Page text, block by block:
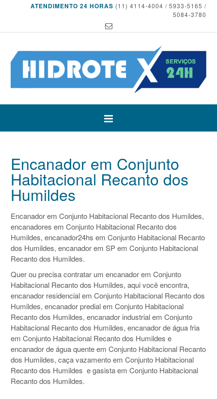
ATENDIMENTO 24 HORAS (11) 4114-4004 / 5933-5165 /
5084-3780
Encanador em Conjunto
Habitacional Recanto dos
Humildes
Encanador em Conjunto Habitacional Recanto dos Humildes,
encanadores em Conjunto Habitacional Recanto dos
Humildes, encanador24hs em Conjunto Habitacional Recanto
dos Humildes, encanador em SP em Conjunto Habitacional
Recanto dos Humildes.
Quer ou precisa contratar um encanador em Conjunto
Habitacional Recanto dos Humildes, aqui você encontra,
encanador residencial em Conjunto Habitacional Recanto dos
Humildes, encanador predial em Conjunto Habitacional
Recanto dos Humildes, encanador industrial em Conjunto
Habitacional Recanto dos Humildes, encanador de água fria
em Conjunto Habitacional Recanto dos Humildes e
encanador de água quente em Conjunto Habitacional Recanto
dos Humildes, caça vazamento em Conjunto Habitacional
Recanto dos Humildes e gasista em Conjunto Habitacional
Recanto dos Humildes.